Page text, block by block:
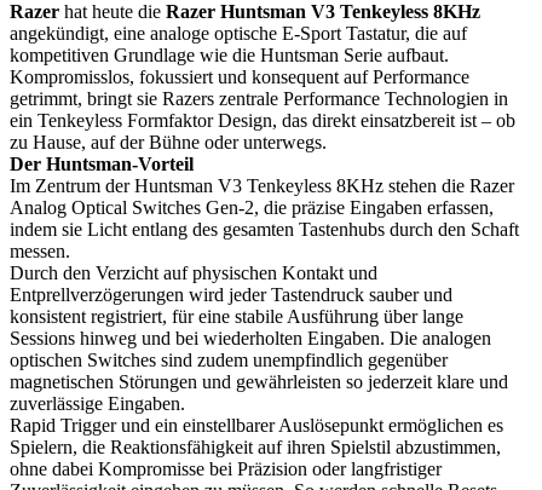
Razer hat heute die Razer Huntsman V3 Tenkeyless 8KHz
angekündigt, eine analoge optische E-Sport Tastatur, die auf
kompetitiven Grundlage wie die Huntsman Serie aufbaut.
Kompromisslos, fokussiert und konsequent auf Performance
getrimmt, bringt sie Razers zentrale Performance Technologien in
ein Tenkeyless Formfaktor Design, das direkt einsatzbereit ist – ob
zu Hause, auf der Bühne oder unterwegs.
Der Huntsman-Vorteil
Im Zentrum der Huntsman V3 Tenkeyless 8KHz stehen die Razer
Analog Optical Switches Gen-2, die präzise Eingaben erfassen,
indem sie Licht entlang des gesamten Tastenhubs durch den Schaft
messen.
Durch den Verzicht auf physischen Kontakt und
Entprellverzögerungen wird jeder Tastendruck sauber und
konsistent registriert, für eine stabile Ausführung über lange
Sessions hinweg und bei wiederholten Eingaben. Die analogen
optischen Switches sind zudem unempfindlich gegenüber
magnetischen Störungen und gewährleisten so jederzeit klare und
zuverlässige Eingaben.
Rapid Trigger und ein einstellbarer Auslösepunkt ermöglichen es
Spielern, die Reaktionsfähigkeit auf ihren Spielstil abzustimmen,
ohne dabei Kompromisse bei Präzision oder langfristiger